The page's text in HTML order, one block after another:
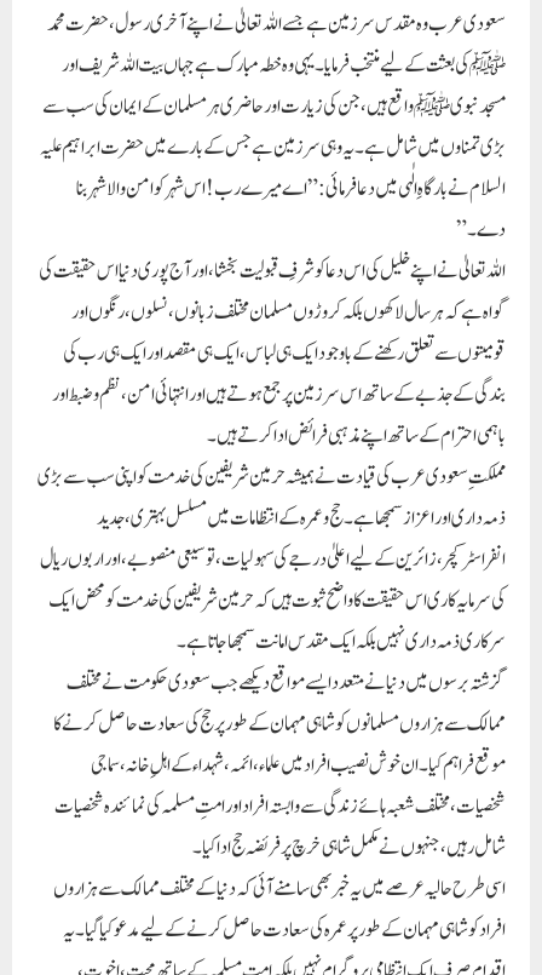
سعودی عرب وہ مقدس سرزمین ہے جسے اللہ تعالیٰ نے اپنے آخری رسول، حضرت محمد
ﷺ کی بعثت کے لیے منتخب فرمایا۔ یہی وہ خطہ مبارک ہے جہاں بیت اللہ شریف اور
مسجد نبوی ﷺ واقع ہیں، جن کی زیارت اور حاضری ہر مسلمان کے ایمان کی سب سے
بڑی تمناوں میں شامل ہے۔ یہ وہی سرزمین ہے جس کے بارے میں حضرت ابراہیم علیہ
السلام نے بارگاہِ الٰہی میں دعا فرمائی:”اے میرے رب! اس شہر کو امن والا شہر بنا
دے۔”
اللہ تعالیٰ نے اپنے خلیل کی اس دعا کو شرفِ قبولیت بخشا، اور آج پوری دنیا اس حقیقت کی
گواہ ہے کہ ہر سال لاکھوں بلکہ کروڑوں مسلمان مختلف زبانوں، نسلوں، رنگوں اور
قومیتوں سے تعلق رکھنے کے باوجود ایک ہی لباس، ایک ہی مقصد اور ایک ہی رب کی
بندگی کے جذبے کے ساتھ اس سرزمین پر جمع ہوتے ہیں اور انتہائی امن، نظم و ضبط اور
باہمی احترام کے ساتھ اپنے مذہبی فرائض ادا کرتے ہیں۔
مملکتِ سعودی عرب کی قیادت نے ہمیشہ حرمین شریفین کی خدمت کو اپنی سب سے بڑی
ذمہ داری اور اعزاز سمجھا ہے۔ حج و عمرہ کے انتظامات میں مسلسل بہتری، جدید
انفراسٹرکچر، زائرین کے لیے اعلیٰ درجے کی سہولیات، توسیعی منصوبے، اور اربوں ریال
کی سرمایہ کاری اس حقیقت کا واضح ثبوت ہیں کہ حرمین شریفین کی خدمت کو محض ایک
سرکاری ذمہ داری نہیں بلکہ ایک مقدس امانت سمجھا جاتا ہے۔
گزشتہ برسوں میں دنیا نے متعدد ایسے مواقع دیکھے جب سعودی حکومت نے مختلف
ممالک سے ہزاروں مسلمانوں کو شاہی مہمان کے طور پر حج کی سعادت حاصل کرنے کا
موقع فراہم کیا۔ ان خوش نصیب افراد میں علماء، ائمہ، شہداءکے اہلِ خانہ، سماجی
شخصیات، مختلف شعبہ ہائے زندگی سے وابستہ افراد اور امتِ مسلمہ کی نمائندہ شخصیات
شامل رہیں، جنہوں نے مکمل شاہی خرچ پر فریضہ حج ادا کیا۔
اسی طرح حالیہ عرصے میں یہ خبر بھی سامنے آئی کہ دنیا کے مختلف ممالک سے ہزاروں
افراد کو شاہی مہمان کے طور پر عمرہ کی سعادت حاصل کرنے کے لیے مدعو کیا گیا۔ یہ